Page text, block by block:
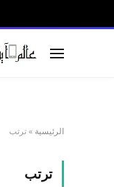
الرئيسية »ترتب
ترتب